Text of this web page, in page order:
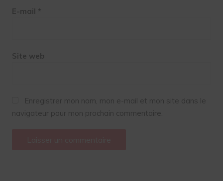
E-mail *
Site web
Enregistrer mon nom, mon e-mail et mon site dans le
navigateur pour mon prochain commentaire.